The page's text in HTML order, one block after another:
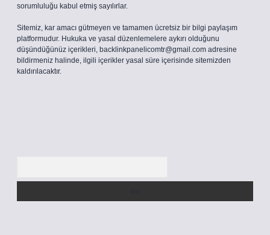
sorumluluğu kabul etmiş sayılırlar.
Sitemiz, kar amacı gütmeyen ve tamamen ücretsiz bir bilgi paylaşım
platformudur. Hukuka ve yasal düzenlemelere aykırı olduğunu
düşündüğünüz içerikleri, backlinkpanelicomtr@gmail.com adresine
bildirmeniz halinde, ilgili içerikler yasal süre içerisinde sitemizden
kaldırılacaktır.